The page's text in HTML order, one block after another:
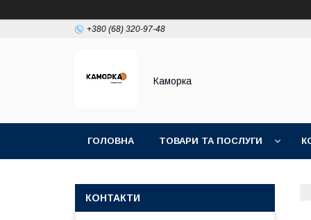
+380 (68) 320-97-48
Каморка
ГОЛОВНА ТОВАРИ ТА ПОСЛУГИ
КОНТАКТИ